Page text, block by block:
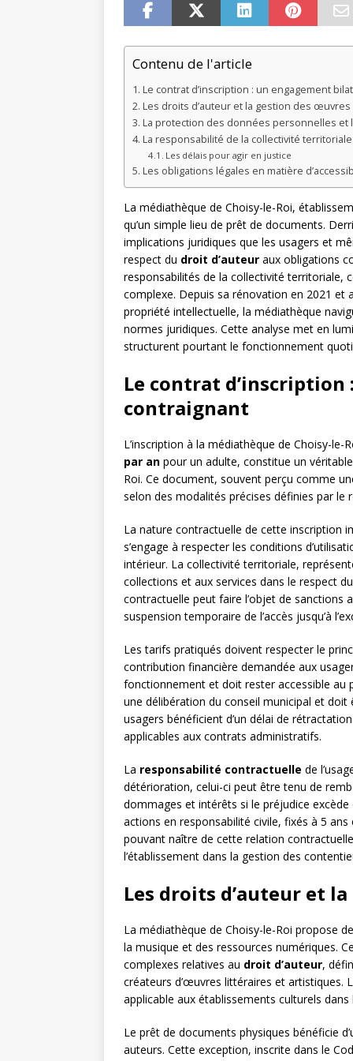
Contenu de l'article
Le contrat d’inscription : un engagement
Les droits d’auteur et la gestion des
La protection des données personnelles et
La responsabilité de la collectivité
Les délais pour agir en justice
Les obligations légales en matière
La médiathèque de Choisy-le-Roi,
qu’un simple lieu de prêt de documents.
implications juridiques que les usagers et
respect du droit d’auteur aux obligations
responsabilités de la collectivité territoriale,
complexe. Depuis sa rénovation en 2021 et
propriété intellectuelle, la médiathèque
normes juridiques. Cette analyse met en
structurent pourtant le fonctionnement
Le contrat
contraignant
L’inscription à la médiathèque de Choisy-
par an pour un adulte, constitue un
Roi. Ce document, souvent perçu comme
selon des modalités précises définies par le
La nature contractuelle de cette inscription
s’engage à respecter les conditions
intérieur. La collectivité territoriale,
collections et aux services dans le respect
contractuelle peut faire l’objet de sanctions
suspension temporaire de l’accès jusqu’à
Les tarifs pratiqués doivent respecter le
contribution financière demandée aux
fonctionnement et doit rester accessible
une délibération du conseil municipal et
usagers bénéficient d’un délai de
applicables aux contrats administratifs.
La responsabilité contractuelle de
détérioration, celui-ci peut être tenu de
dommages et intérêts si le préjudice
actions en responsabilité civile, fixés à 5 ans
pouvant naître de cette relation
l’établissement dans la gestion des
Les droits d’auteur et
La médiathèque de Choisy-le-Roi propose
la musique et des ressources numériques.
complexes relatives au droit d’auteur,
créateurs d’œuvres littéraires et artistiques.
applicable aux établissements culturels
Le prêt de documents physiques bénéficie
auteurs. Cette exception, inscrite dans le